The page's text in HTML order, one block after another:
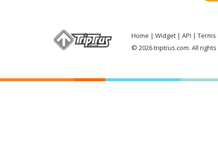
Home Widget API
Terms
© 2026 triptrus.com. All